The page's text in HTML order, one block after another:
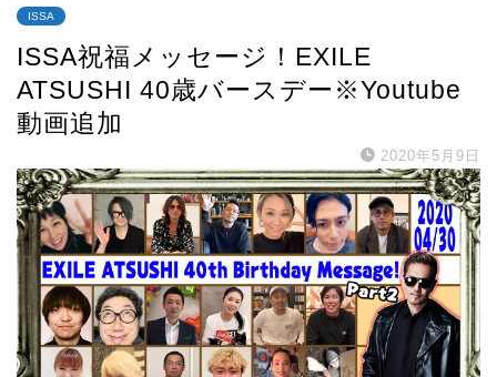
ISSA
ISSA祝福メッセージ！EXILE
ATSUSHI 40歳バースデー※Youtube
動画追加
2020年5月9日